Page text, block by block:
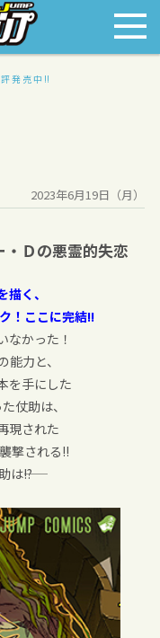
発 売 中 !!
2023年6月19日（月）
・Ｄの悪霊的失恋
く、
！ここに完結!!
なかった！
能力と、
を手にした
仗助は、
現された
撃される!!
――!?